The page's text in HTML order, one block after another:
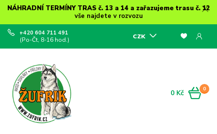
NÁHRADNÍ TERMÍNY TRAS č. 13 a 14 a zařazujeme trasu č. 12
vše najdete v rozvozu
CZK
+420 604 711 491
(Po-Čt, 8-16 hod.)
0
0 Kč